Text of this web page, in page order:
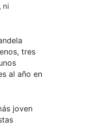
ni
tres
al año en
joven